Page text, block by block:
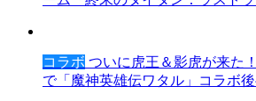
コラボ ついに虎王＆影虎が来た
で「魔神英雄伝ワタル」コラボ後